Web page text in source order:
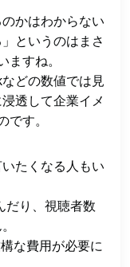
かはわからない
というのはまさ
ますね。
どの数値では見
透して企業イメ
です。
たくなる人もい
だり、視聴者数
な費用が必要に